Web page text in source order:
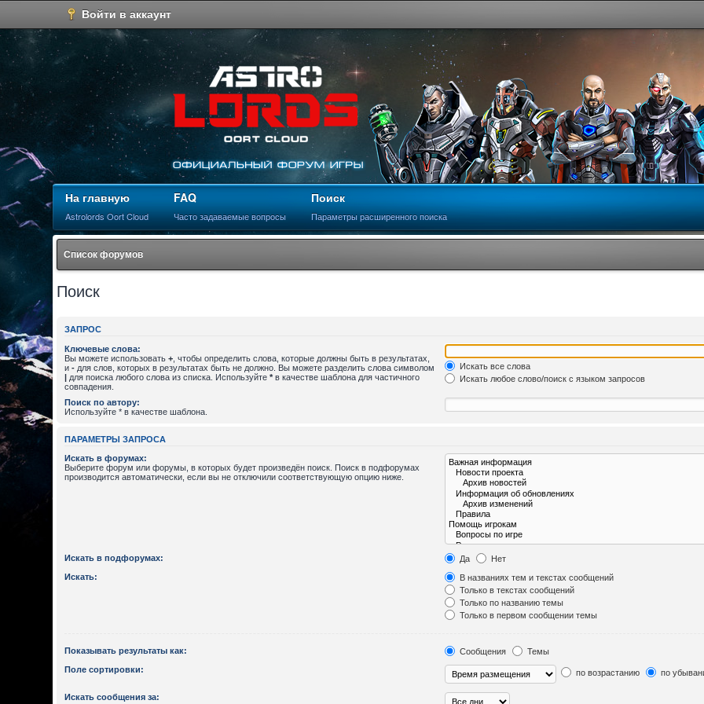
Войти в аккаунт
На главную
Astrolords Oort Cloud
FAQ
Часто задаваемые вопросы
Поиск
Параметры расширенного поиска
Список форумов
Поиск
ЗАПРОС
Ключевые слова:
Вы можете использовать+ , чтобы определить слова, которые должны быть в результатах,
и- для слов, которых в результатах быть не должно. Вы можете разделить слова символом
| для поиска любого слова из списка. Используйте* в качестве шаблона для частичного
совпадения.
Искать все слова
Искать любое слово/поиск с языком запросов
Поиск по автору:
Используйте * в качестве шаблона.
ПАРАМЕТРЫ ЗАПРОСА
Искать в форумах:
Выберите форум или форумы, в которых будет произведён поиск. Поиск в подфорумах
производится автоматически, если вы не отключили соответствующую опцию ниже.
Искать в подфорумах: Да
Нет
Искать:
В названиях тем и текстах сообщений
Только в текстах сообщений
Только по названию темы
Только в первом сообщении темы
Показывать результаты как: Сообщения
Темы
Поле сортировки:
по возрастанию по
Искать сообщения за: